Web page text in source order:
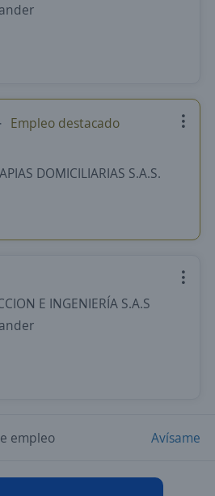
Empleo destacado
DOMICILIARIAS S.A.S.
E INGENIERÍA S.A.S
empleo Avísame